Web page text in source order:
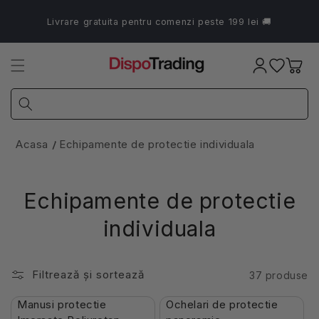
conținutLivrare gratuita pentru comenzi peste 199 lei 🚚
Coș
Acasa Echipamente de protectie individuala
Echipamente de protectie
individuala
Filtrează și sortează 37 produse
Manusi protectie
Ochelari de protectie